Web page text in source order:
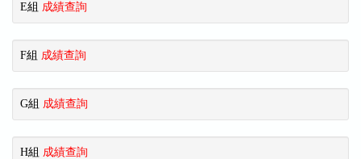
E組 成績查詢
F組 成績查詢
G組 成績查詢
H組 成績查詢